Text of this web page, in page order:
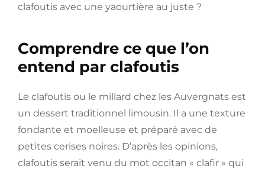
clafoutis avec une yaourtière au juste ?
Comprendre ce que l’on
entend par clafoutis
Le clafoutis ou le millard chez les Auvergnats est
un dessert traditionnel limousin. Il a une texture
fondante et moelleuse et préparé avec de
petites cerises noires. D’après les opinions,
clafoutis serait venu du mot occitan « clafir » qui